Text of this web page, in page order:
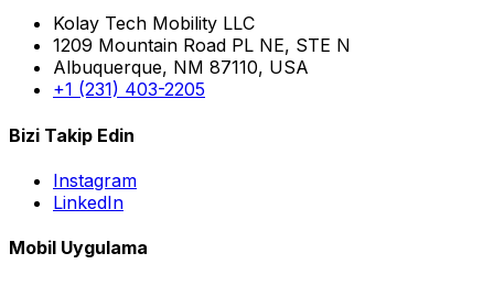
Kolay Tech Mobility LLC
1209 Mountain Road PL NE, STE N
Albuquerque, NM 87110, USA
+1 (231) 403-2205
Bizi Takip Edin
Instagram
LinkedIn
Mobil Uygulama